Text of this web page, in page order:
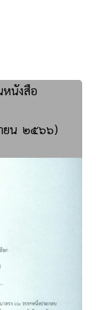
นังสือ
ยน ๒๕๖๖)